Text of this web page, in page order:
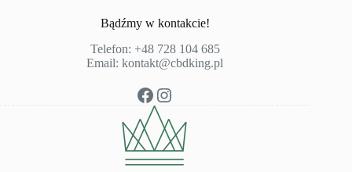
Bądźmy w kontakcie!
Telefon: +48 728 104 685
Email:kontakt@cbdking.pl
Facebook
Instagram